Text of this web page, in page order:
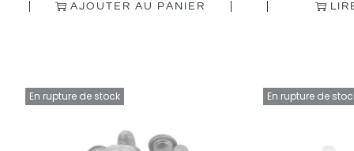
AJOUTER AU PANIER
En rupture de stock En rupture de